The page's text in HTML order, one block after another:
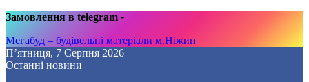
Замовлення в telegram -
Мегабуд – будівельні матеріали м.Ніжин
П’ятниця, 7 Серпня 2026
Останні новини